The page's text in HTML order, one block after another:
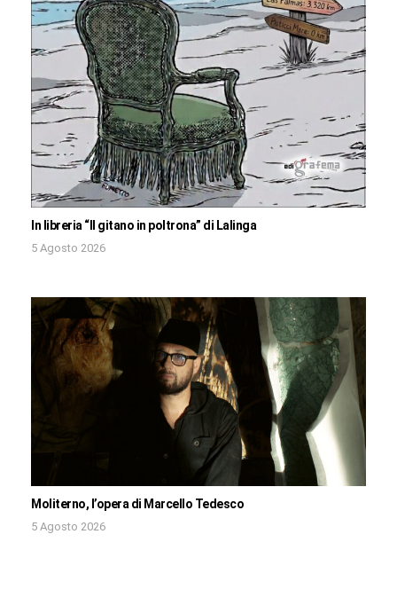
In libreria “Il gitano in poltrona” di Lalinga
5 Agosto 2026
Moliterno, l’opera di Marcello Tedesco
5 Agosto 2026